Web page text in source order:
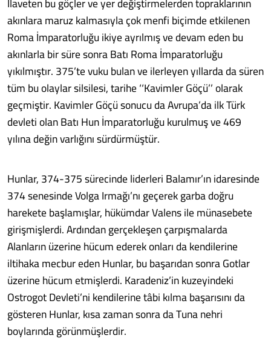
akınlara maruz kalmasıyla çok menfi biçimde etkilenen
Roma İmparatorluğu ikiye ayrılmış ve devam eden bu
akınlarla bir süre sonra Batı Roma İmparatorluğu
yıkılmıştır. 375’te vuku bulan ve ilerleyen yıllarda da süren
tüm bu olaylar silsilesi, tarihe ‘‘Kavimler Göçü’’ olarak
geçmiştir. Kavimler Göçü sonucu da Avrupa’da ilk Türk
devleti olan Batı Hun İmparatorluğu kurulmuş ve 469
yılına değin varlığını sürdürmüştür.
Hunlar, 374-375 sürecinde liderleri Balamır’ın idaresinde
374 senesinde Volga Irmağı’nı geçerek garba doğru
harekete başlamışlar, hükümdar Valens ile münasebete
girişmişlerdi. Ardından gerçekleşen çarpışmalarda
Alanların üzerine hücum ederek onları da kendilerine
iltihaka mecbur eden Hunlar, bu başarıdan sonra Gotlar
üzerine hücum etmişlerdi. Karadeniz’in kuzeyindeki
Ostrogot Devleti’ni kendilerine tâbi kılma başarısını da
gösteren Hunlar, kısa zaman sonra da Tuna nehri
boylarında görünmüşlerdir.